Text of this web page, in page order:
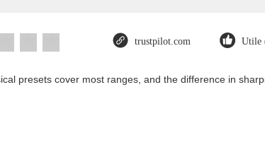
trustpilot.com Utile
presets cover most ranges, and the difference in